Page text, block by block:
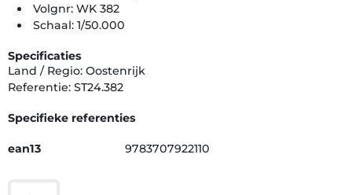
Volgnr: WK 382
Schaal: 1/50.000
Specificaties
Land / Regio: Oostenrijk
Referentie: ST24.382
Specifieke referenties
ean13 9783707922110